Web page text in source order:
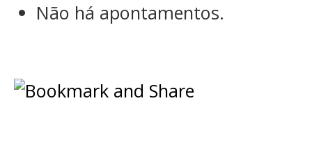
Não há apontamentos.